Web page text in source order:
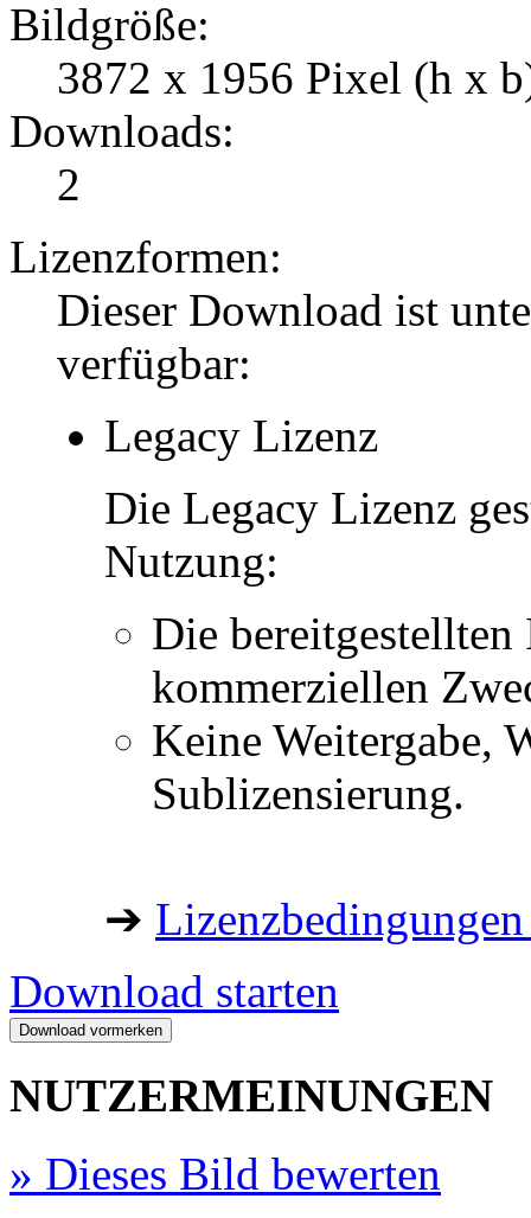
Bildgröße:
3872 x 1956 Pixel (h x
Downloads:
2
Lizenzformen:
Dieser Download ist
verfügbar:
Legacy Lizenz
Die Legacy Lizenz
Nutzung:
Die
kommerziellen
Keine Weitergabe,
Sublizensierung.
➔
Download starten
NUTZERMEINUNGEN
» Dieses Bild bewerten